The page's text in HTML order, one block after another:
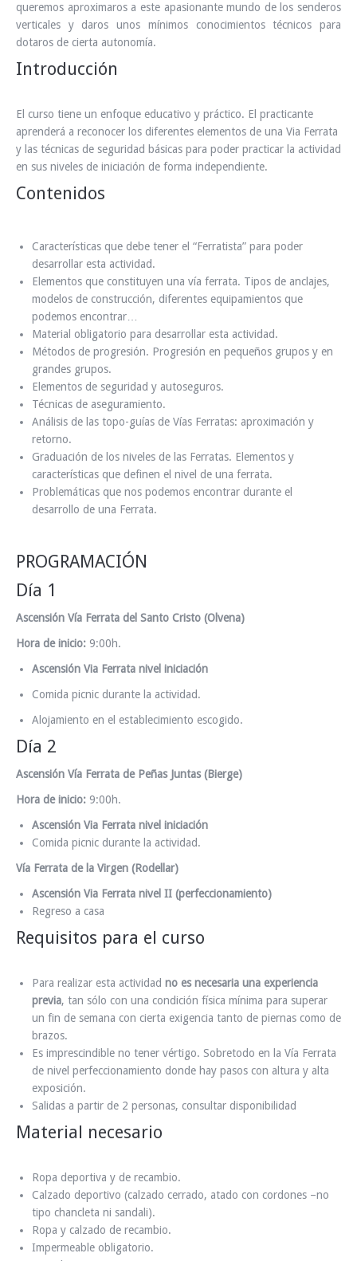
queremos aproximaros a este apasionante mundo de los senderos
verticales y daros unos mínimos conocimientos técnicos para
dotaros de cierta autonomía.
Introducción
El curso tiene un enfoque educativo y práctico. El practicante
aprenderá a reconocer los diferentes elementos de una Via Ferrata
y las técnicas de seguridad básicas para poder practicar la actividad
en sus niveles de iniciación de forma independiente.
Contenidos
Características que debe tener el “Ferratista” para poder
desarrollar esta actividad.
Elementos que constituyen una vía ferrata. Tipos de anclajes,
modelos de construcción, diferentes equipamientos que
podemos encontrar…
Material obligatorio para desarrollar esta actividad.
Métodos de progresión. Progresión en pequeños grupos y en
grandes grupos.
Elementos de seguridad y autoseguros.
Técnicas de aseguramiento.
Análisis de las topo-guías de Vías Ferratas: aproximación y
retorno.
Graduación de los niveles de las Ferratas. Elementos y
características que definen el nivel de una ferrata.
Problemáticas que nos podemos encontrar durante el
desarrollo de una Ferrata.
PROGRAMACIÓN
Día 1
Ascensión Vía Ferrata del Santo Cristo (Olvena)
Hora de inicio: 9:00h.
Ascensión Via Ferrata nivel iniciación
Comida picnic durante la actividad.
Alojamiento en el establecimiento escogido.
Día 2
Ascensión Vía Ferrata de Peñas Juntas (Bierge)
Hora de inicio: 9:00h.
Ascensión Via Ferrata nivel iniciación
Comida picnic durante la actividad.
Vía Ferrata de la Virgen (Rodellar)
Ascensión Via Ferrata nivel II (perfeccionamiento)
Regreso a casa
Requisitos para el curso
Para realizar esta actividad no es necesaria una experiencia
previa, tan sólo con una condición física mínima para superar
un fin de semana con cierta exigencia tanto de piernas como de
brazos.
Es imprescindible no tener vértigo. Sobretodo en la Vía Ferrata
de nivel perfeccionamiento donde hay pasos con altura y alta
exposición.
Salidas a partir de 2 personas, consultar disponibilidad
Material necesario
Ropa deportiva y de recambio.
Calzado deportivo (calzado cerrado, atado con cordones –no
tipo chancleta ni sandali).
Ropa y calzado de recambio.
Impermeable obligatorio.